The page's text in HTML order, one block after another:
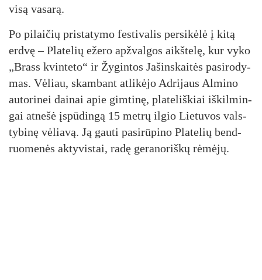
vi­są va­sa­rą.
Po pi­lai­čių pri­sta­ty­mo fes­ti­va­lis per­si­kė­lė į ki­tą
erd­vę – Pla­te­lių eže­ro ap­žval­gos aikš­te­lę, kur vy­ko
„Brass kvin­te­to“ ir Žy­gin­tos Ja­šins­kai­tės pa­si­ro­dy­
mas. Vė­liau, skam­bant at­li­kė­jo Ad­ri­jaus Al­mi­no
au­to­ri­nei dai­nai apie gim­ti­nę, pla­te­liš­kiai iš­kil­min­
gai at­ne­šė įspū­din­gą 15 met­rų il­gio Lie­tu­vos vals­
ty­bi­nę vė­lia­vą. Ją gau­ti pa­si­rū­pi­no Pla­te­lių bend­
ruo­me­nės ak­ty­vis­tai, ra­dę ge­ra­no­riš­kų rė­mė­jų.